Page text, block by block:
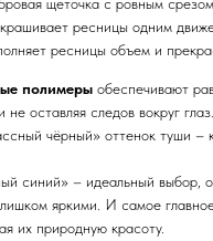
ресницы одним
ресницы объем и
полимеры обеспечивают
не оставляя следов вокруг глаз.
чёрный» оттенок туши –
синий» – идеальный выбор,
яркими. И самое
их природную красоту.